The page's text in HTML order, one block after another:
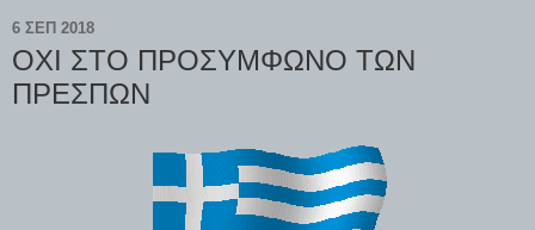
6 ΣΕΠ 2018
ΟΧΙ ΣΤΟ ΠΡΟΣΥΜΦΩΝΟ ΤΩΝ
ΠΡΕΣΠΩΝ